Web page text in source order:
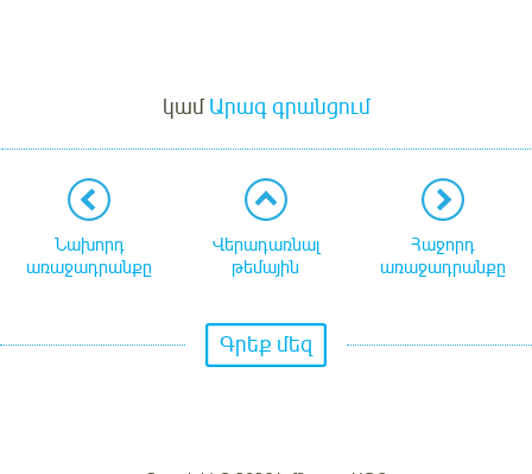
կամԱրագ գրանցում
Նախորդ
առաջադրանքը
Վերադառնալ
թեմային
Հաջորդ
առաջադրանքը
Գրեք մեզ